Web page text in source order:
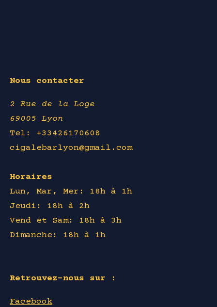
Nous contacter
2 Rue de la Loge
69005 Lyon
Tel: +33426170608
cigalebarlyon@gmail.com
Horaires
Lun, Mar, Mer: 18h à 1h
Jeudi: 18h à 2h
Vend et Sam: 18h à 3h
Dimanche: 18h à 1h
Retrouvez-nous sur :
Facebook